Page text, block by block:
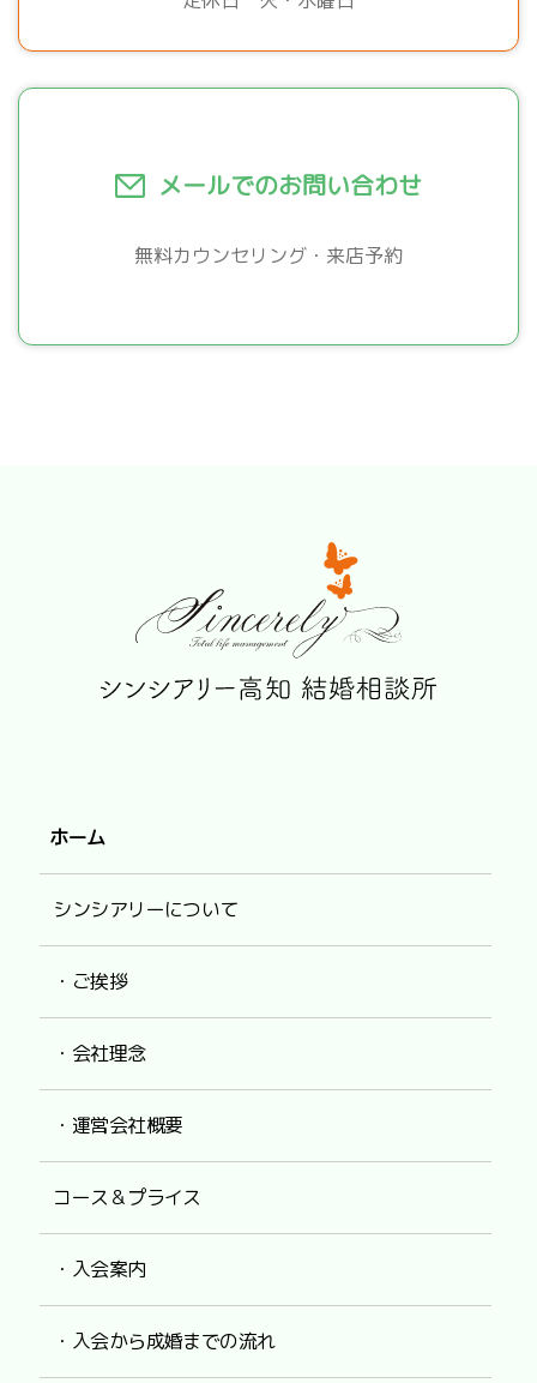
メールでのお問い合わせ
無料カウンセリング・来店予約
ホーム
シンシアリーについて
・ご挨拶
・会社理念
・運営会社概要
コース＆プライス
・入会案内
・入会から成婚までの流れ